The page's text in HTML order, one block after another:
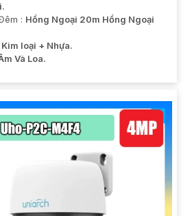
: Hồng Ngoại 20m Hồng Ngoại
Kim loại + Nhựa.
Và Loa.